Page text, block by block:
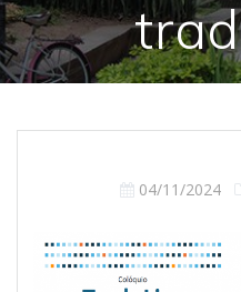
04/11/2024